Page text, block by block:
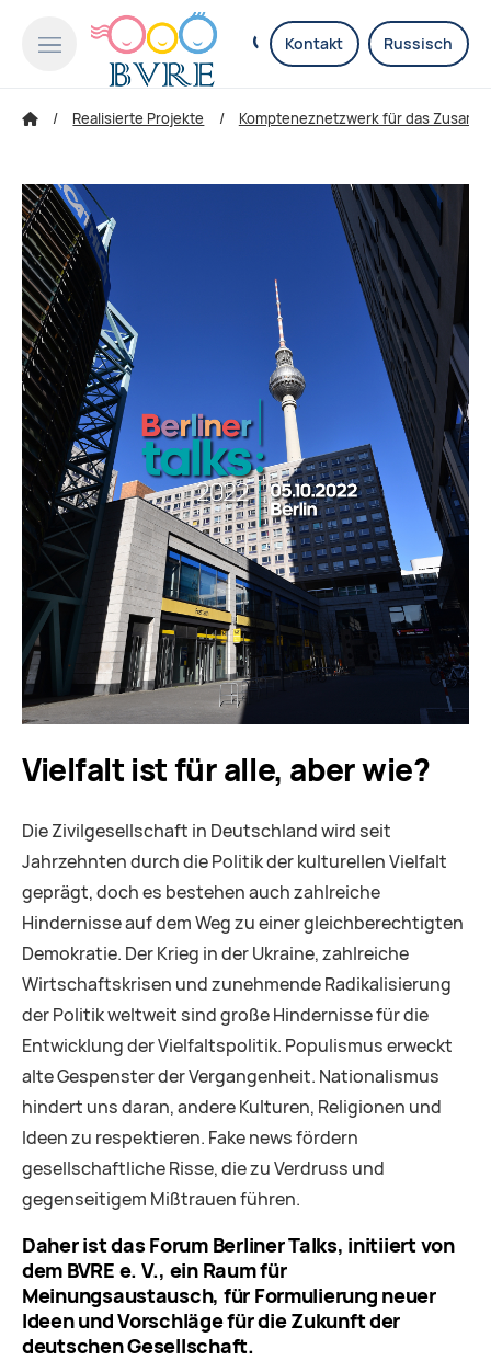
Kontakt Russisch
Realisierte Projekte Kompteneznetzwerk für das
Vielfalt ist für alle, aber wie?
Die Zivilgesellschaft in Deutschland wird seit
Jahrzehnten durch die Politik der kulturellen Vielfalt
geprägt, doch es bestehen auch zahlreiche
Hindernisse auf dem Weg zu einer gleichberechtigten
Demokratie. Der Krieg in der Ukraine, zahlreiche
Wirtschaftskrisen und zunehmende Radikalisierung
der Politik weltweit sind große Hindernisse für die
Entwicklung der Vielfaltspolitik. Populismus erweckt
alte Gespenster der Vergangenheit. Nationalismus
hindert uns daran, andere Kulturen, Religionen und
Ideen zu respektieren. Fake news fördern
gesellschaftliche Risse, die zu Verdruss und
gegenseitigem Mißtrauen führen.
Daher ist das Forum Berliner Talks, initiiert von
dem BVRE e. V., ein Raum für
Meinungsaustausch, für Formulierung neuer
Ideen und Vorschläge für die Zukunft der
deutschen Gesellschaft.